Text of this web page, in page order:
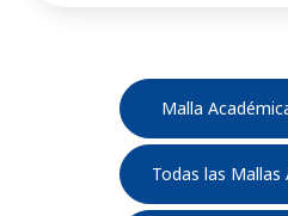
Malla
Todas las Mallas